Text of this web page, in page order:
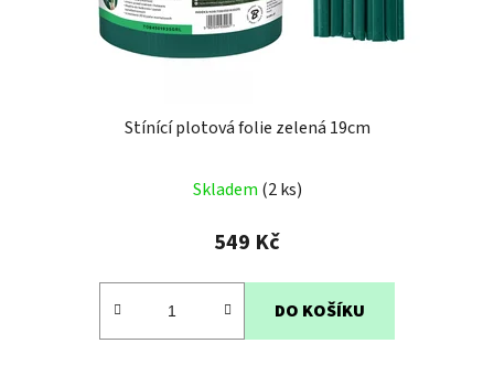
Stínící plotová folie zelená 19cm
Skladem (2 ks)
549 Kč
DO KOŠÍKU